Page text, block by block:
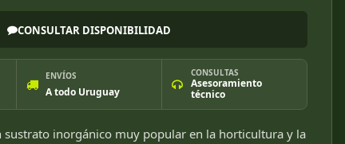
CONSULTAR DISPONIBILIDAD
ENVÍOS
A todo Uruguay
CONSULTAS
Asesoramiento
técnico
sustrato inorgánico muy popular en la horticultura y la